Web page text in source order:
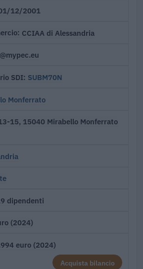
12/2001
CCIAA di Alessandria
SDI SUBM70N
Monferrato
15, 15040 Mirabello Monferrato
dipendenti
(2024)
euro (2024)
Acquista bilancio